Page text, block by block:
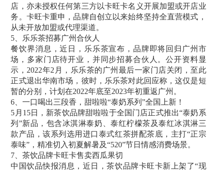
店，亦未授权任何第三方以卡旺卡名义开展加盟或开店业
务。卡旺卡重申，品牌自创立以来始终坚持全直营模式，
从未开放加盟或代理渠道。
5、乐乐茶招募广州合伙人
餐饮界消息，近日，乐乐茶宣布，品牌即将回归广州市
场，多家门店待开业，并同步招募合伙人。公开资料显
示，2022年2月，乐乐茶的广州最后一家门店关闭，至此
正式退出华南市场，彼时，乐乐茶对此回应称，这仅是短
暂的分别，计划在2022年底至2023年初重返广州。
6、一口喝出三段香，甜啦啦“泰奶系列”全国上新！
5月15日，新茶饮品牌甜啦啦于全国门店正式推出“泰奶系
列”新品，包含冰淇淋泰奶、泰红柠檬茶及泰红冰淇淋三
款产品，该系列选用进口泰式红茶拼配茶底，主打“正宗
泰味”，精准切入初夏解暑及“520”节日情感消费场景。
7、茶饮品牌卡旺卡售卖西瓜果切
中国饮品快报消息，近日，茶饮品牌卡旺卡新上架了“现